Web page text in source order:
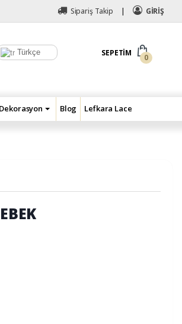
Sipariş Takip GİRİŞ
Türkçe SEPETIM
0
Dekorasyon Blog Lefkara Lace